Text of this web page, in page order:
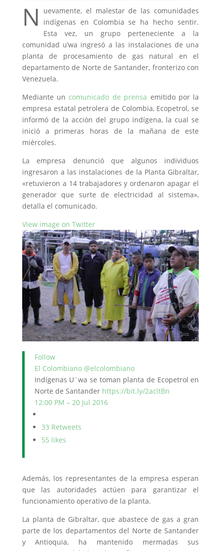
N
uevamente, el malestar de las comunidades
indígenas en Colombia se ha hecho sentir.
Esta vez, un grupo perteneciente a la
comunidad u’wa ingresó a las instalaciones de una
planta de procesamiento de gas natural en el
departamento de Norte de Santander, fronterizo con
Venezuela.
Mediante un comunicado de prensa emitido por la
empresa estatal petrolera de Colombia, Ecopetrol, se
informó de la acción del grupo indígena, la cual se
inició a primeras horas de la mañana de este
miércoles.
La empresa denunció que algunos individuos
ingresaron a las instalaciones de la Planta Gibraltar,
«retuvieron a 14 trabajadores y ordenaron apagar el
generador que surte de electricidad al sistema»,
detalla el comunicado.
View image on Twitter
Follow
El Colombiano @elcolombiano
Indígenas U´wa se toman planta de Ecopetrol en
Norte de Santander https://bit.ly/2acltBn
12:00 PM – 20 Jul 2016
33 Retweets
55 likes
Además, los representantes de la empresa esperan
que las autoridades actúen para garantizar el
funcionamiento operativo de la planta.
La planta de Gibraltar, que abastece de gas a gran
parte de los departamentos del Norte de Santander
y Antioquia, ha mantenido mermadas sus